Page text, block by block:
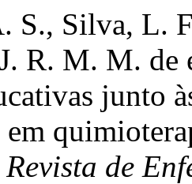
S., Silva, L.
R. M. M. de
junto
em
Revista de